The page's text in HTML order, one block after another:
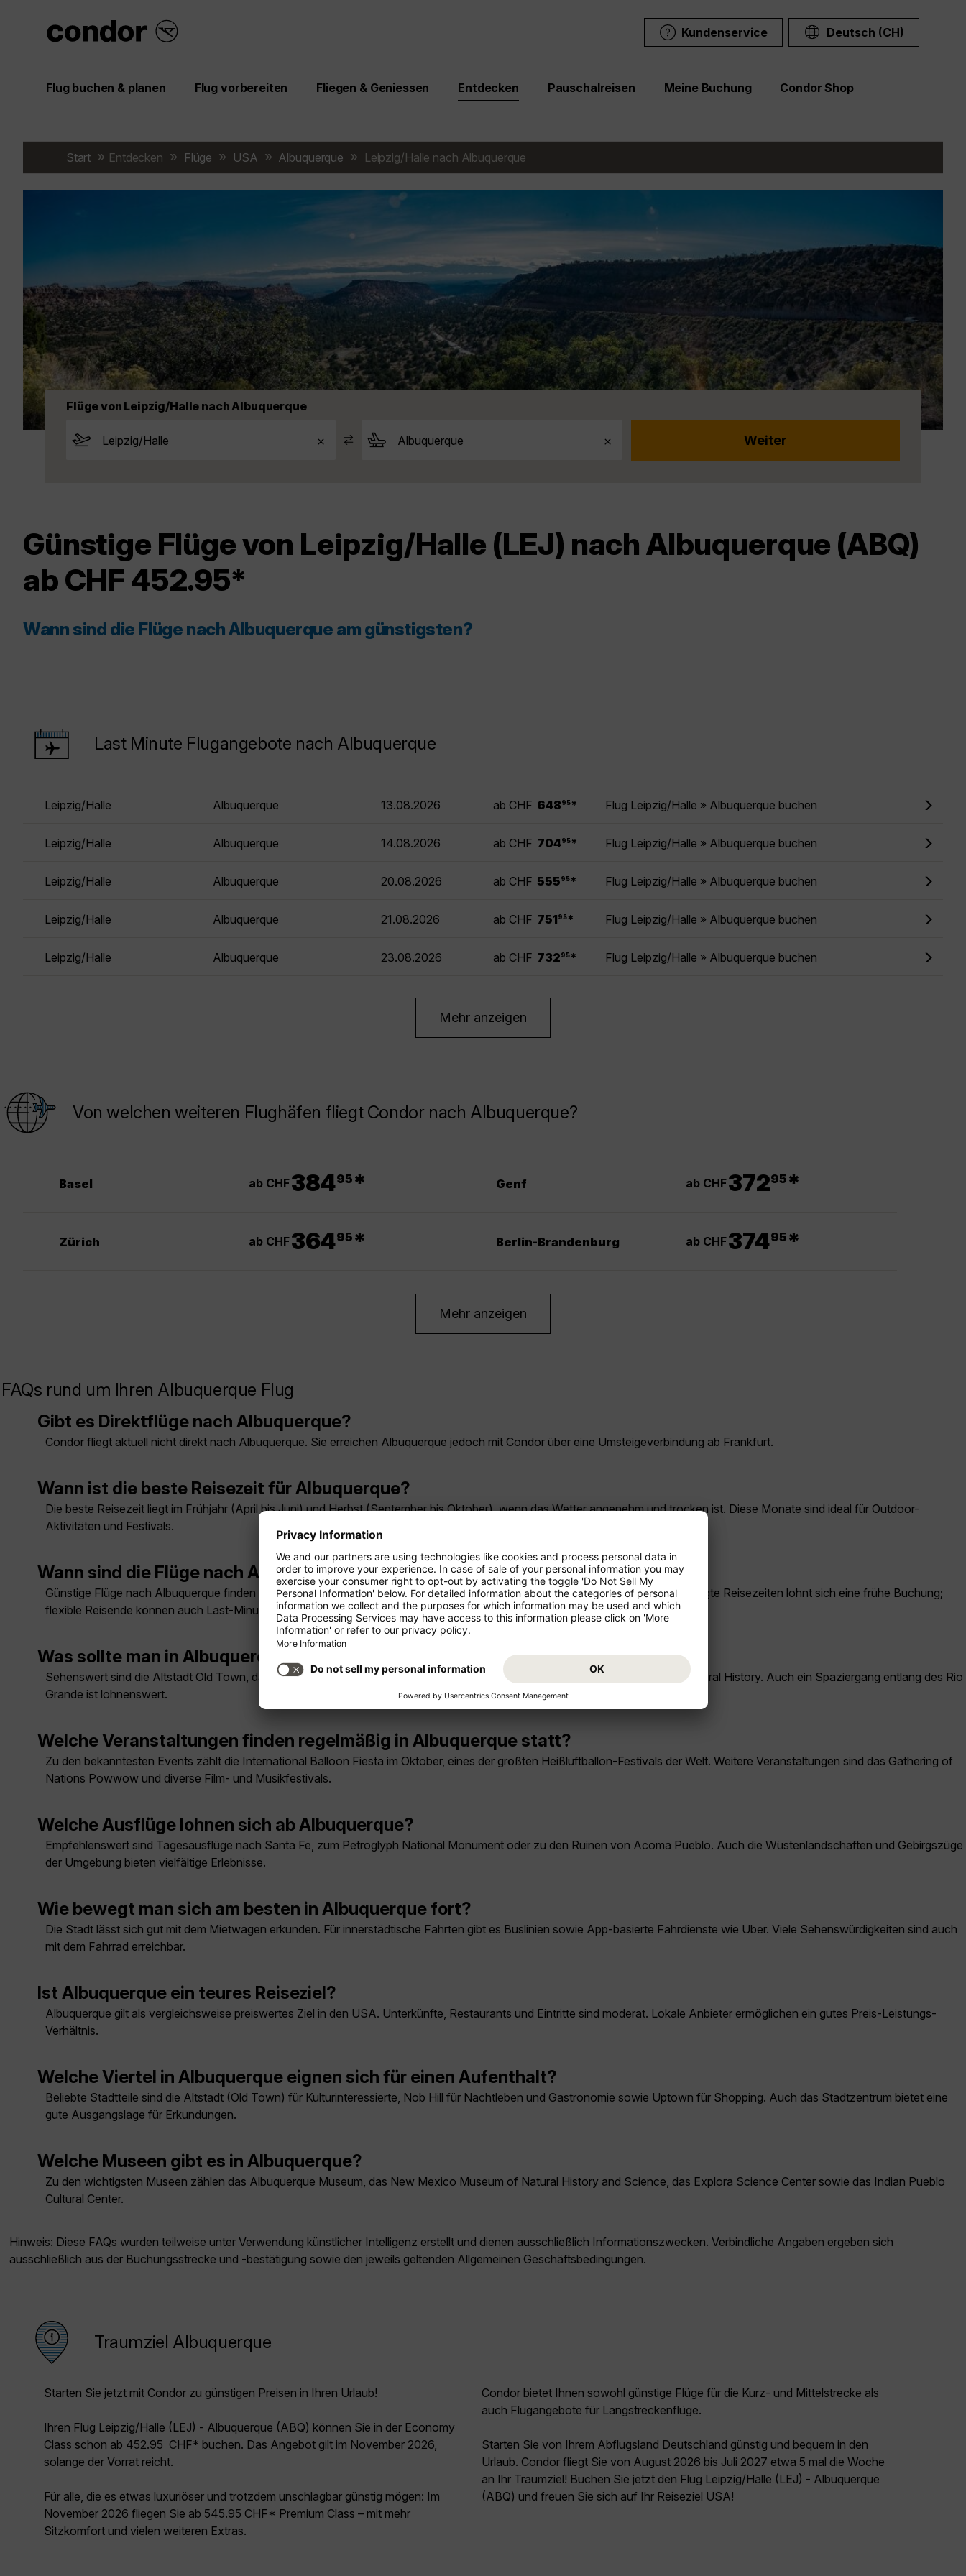
Kundenservice Deutsch (CH)
Flug buchen & planen Flug vorbereiten Fliegen & Geniessen Entdecken Pauschalreisen Meine Buchung Condor Shop
Start Entdecken Flüge USA Albuquerque Leipzig/Halle nach Albuquerque
Flüge von Leipzig/Halle nach Albuquerque
Günstige Flüge von Leipzig/Halle (LEJ) nach Albuquerque (ABQ)
ab CHF 452.95*
Wann sind die Flüge nach Albuquerque am günstigsten?
Last Minute Flugangebote nach Albuquerque
Leipzig/Halle Albuquerque 13.08.2026 ab CHF 648 95 * Flug Leipzig/Halle » Albuquerque buchen
Leipzig/Halle Albuquerque 14.08.2026 ab CHF 70495 * Flug Leipzig/Halle » Albuquerque buchen
Leipzig/Halle Albuquerque 20.08.2026 ab CHF 555 95 * Flug Leipzig/Halle » Albuquerque buchen
Leipzig/Halle Albuquerque 21.08.2026 ab CHF 751 95 * Flug Leipzig/Halle » Albuquerque buchen
Leipzig/Halle Albuquerque 23.08.2026 ab CHF 732 95 * Flug Leipzig/Halle » Albuquerque buchen
Mehr anzeigen
Von welchen weiteren Flughäfen fliegt Condor nach Albuquerque?
Basel ab CHF38495 * Genf ab CHF37295 *
Zürich ab CHF36495 * Berlin-Brandenburg ab CHF37495 *
Mehr anzeigen
FAQs rund um Ihren Albuquerque Flug
Gibt es Direktflüge nach Albuquerque?
Condor fliegt aktuell nicht direkt nach Albuquerque. Sie erreichen Albuquerque jedoch mit Condor über eine Umsteigeverbindung ab Frankfurt.
Wann ist die beste Reisezeit für Albuquerque?
Die beste Reisezeit liegt im Frühjahr (April bis Juni) und Herbst (September bis Oktober), wenn das Wetter angenehm und trocken ist. Diese Monate sind ideal für Outdoor-
Aktivitäten und Festivals.
Wann sind die Flüge nach Albuquerque am günstigsten?
Günstige Flüge nach Albuquerque finden sich meist außerhalb der Ferienzeiten und bei flexiblen Reisedaten. Für stark nachgefragte Reisezeiten lohnt sich eine frühe Buchung;
flexible Reisende können auch Last-Minute-Angebote prüfen.
Was sollte man in Albuquerque unbedingt gesehen haben?
Sehenswert sind die Altstadt Old Town, das Indian Pueblo Cultural Center, die Sandia Peak Tramway sowie das Museum of Natural History. Auch ein Spaziergang entlang des Rio
Grande ist lohnenswert.
Welche Veranstaltungen finden regelmäßig in Albuquerque statt?
Zu den bekanntesten Events zählt die International Balloon Fiesta im Oktober, eines der größten Heißluftballon-Festivals der Welt. Weitere Veranstaltungen sind das Gathering of
Nations Powwow und diverse Film- und Musikfestivals.
Welche Ausflüge lohnen sich ab Albuquerque?
Empfehlenswert sind Tagesausflüge nach Santa Fe, zum Petroglyph National Monument oder zu den Ruinen von Acoma Pueblo. Auch die Wüstenlandschaften und Gebirgszüge
der Umgebung bieten vielfältige Erlebnisse.
Wie bewegt man sich am besten in Albuquerque fort?
Die Stadt lässt sich gut mit dem Mietwagen erkunden. Für innerstädtische Fahrten gibt es Buslinien sowie App-basierte Fahrdienste wie Uber. Viele Sehenswürdigkeiten sind auch
mit dem Fahrrad erreichbar.
Ist Albuquerque ein teures Reiseziel?
Albuquerque gilt als vergleichsweise preiswertes Ziel in den USA. Unterkünfte, Restaurants und Eintritte sind moderat. Lokale Anbieter ermöglichen ein gutes Preis-Leistungs-
Verhältnis.
Welche Viertel in Albuquerque eignen sich für einen Aufenthalt?
Beliebte Stadtteile sind die Altstadt (Old Town) für Kulturinteressierte, Nob Hill für Nachtleben und Gastronomie sowie Uptown für Shopping. Auch das Stadtzentrum bietet eine
gute Ausgangslage für Erkundungen.
Welche Museen gibt es in Albuquerque?
Zu den wichtigsten Museen zählen das Albuquerque Museum, das New Mexico Museum of Natural History and Science, das Explora Science Center sowie das Indian Pueblo
Cultural Center.
Hinweis: Diese FAQs wurden teilweise unter Verwendung künstlicher Intelligenz erstellt und dienen ausschließlich Informationszwecken. Verbindliche Angaben ergeben sich
ausschließlich aus der Buchungsstrecke und -bestätigung sowie den jeweils geltenden Allgemeinen Geschäftsbedingungen.
Traumziel Albuquerque
Starten Sie jetzt mit Condor zu günstigen Preisen in Ihren Urlaub!
Ihren Flug Leipzig/Halle (LEJ) - Albuquerque (ABQ) können Sie in der Economy
Class schon ab 452.95 CHF* buchen. Das Angebot gilt im November 2026,
solange der Vorrat reicht.
Für alle, die es etwas luxuriöser und trotzdem unschlagbar günstig mögen: Im
November 2026 fliegen Sie ab 545.95 CHF* Premium Class – mit mehr
Sitzkomfort und vielen weiteren Extras.
Condor bietet Ihnen sowohl günstige Flüge für die Kurz- und Mittelstrecke als
auch Flugangebote für Langstreckenflüge.
Starten Sie von Ihrem Abflugsland Deutschland günstig und bequem in den
Urlaub. Condor fliegt Sie von August 2026 bis Juli 2027 etwa 5 mal die Woche
an Ihr Traumziel! Buchen Sie jetzt den Flug Leipzig/Halle (LEJ) - Albuquerque
(ABQ) und freuen Sie sich auf Ihr Reiseziel USA!